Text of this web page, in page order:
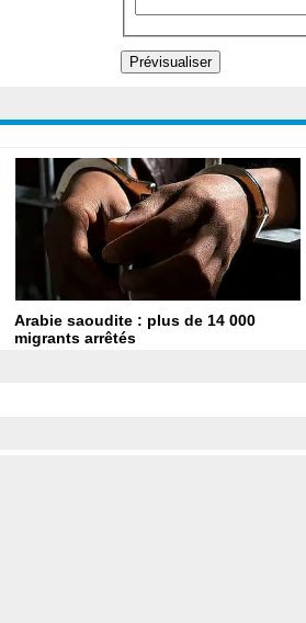
Arabie saoudite : plus de 14 000
migrants arrêtés